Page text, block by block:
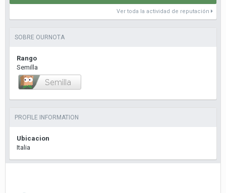
Ver toda la actividad de reputación
SOBRE OURNOTA
Rango
Semilla
PROFILE INFORMATION
Ubicacion
Italia